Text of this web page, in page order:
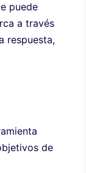
puede
a través
respuesta,
de